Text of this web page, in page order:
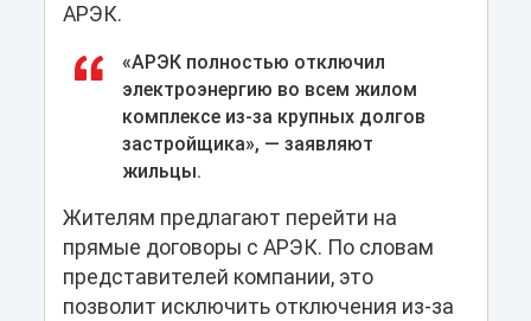
АРЭК.
«АРЭК полностью отключил
электроэнергию во всем жилом
комплексе из-за крупных долгов
застройщика», — заявляют
жильцы.
Жителям предлагают перейти на
прямые договоры с АРЭК. По словам
представителей компании, это
позволит исключить отключения из-за